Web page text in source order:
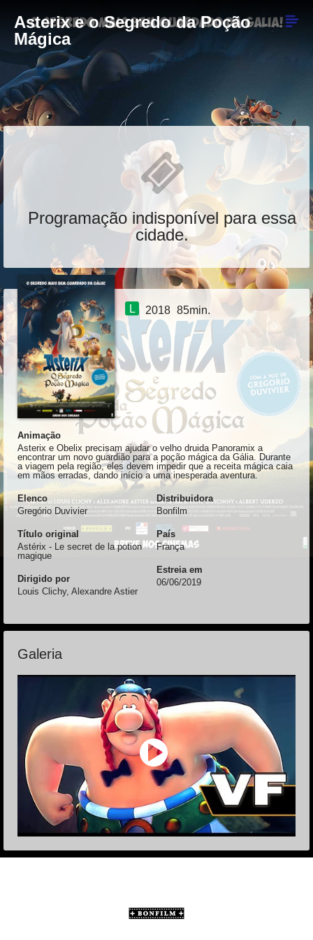
Asterix e o Segredo da Poção
Mágica
Programação indisponível para essa
cidade.
L 2018 85min.
Animação
Asterix e Obelix precisam ajudar o velho druida Panoramix a
encontrar um novo guardião para a poção mágica da Gália. Durante
a viagem pela região, eles devem impedir que a receita mágica caia
em mãos erradas, dando início a uma inesperada aventura.
Elenco
Gregório Duvivier
Título original
Astérix - Le secret de la potion
magique
Dirigido por
Louis Clichy, Alexandre Astier
Distribuidora
Bonfilm
País
França
Estreia em
06/06/2019
Galeria